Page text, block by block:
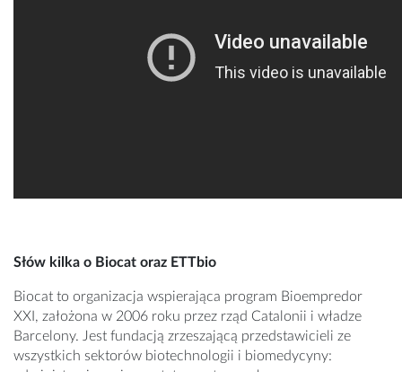
Słów kilka o Biocat oraz ETTbio
Biocat to organizacja wspierająca program Bioempredor
XXI, założona w 2006 roku przez rząd Catalonii i władze
Barcelony. Jest fundacją zrzeszającą przedstawicieli ze
wszystkich sektorów biotechnologii i biomedycyny: